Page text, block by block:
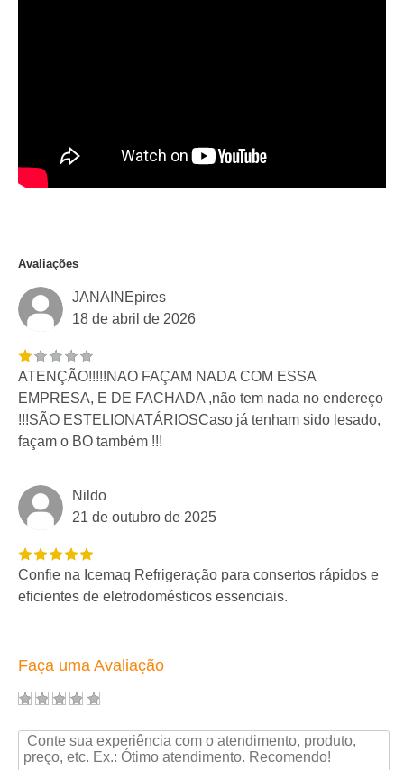
Avaliações
JANAINEpires
18 de abril de 2026
ATENÇÃO!!!!!NAO FAÇAM NADA COM ESSA
EMPRESA, E DE FACHADA ,não tem nada no endereço
!!!SÃO ESTELIONATÁRIOSCaso já tenham sido lesado,
façam o BO também !!!
Nildo
21 de outubro de 2025
Confie na Icemaq Refrigeração para consertos rápidos e
eficientes de eletrodomésticos essenciais.
Faça uma Avaliação